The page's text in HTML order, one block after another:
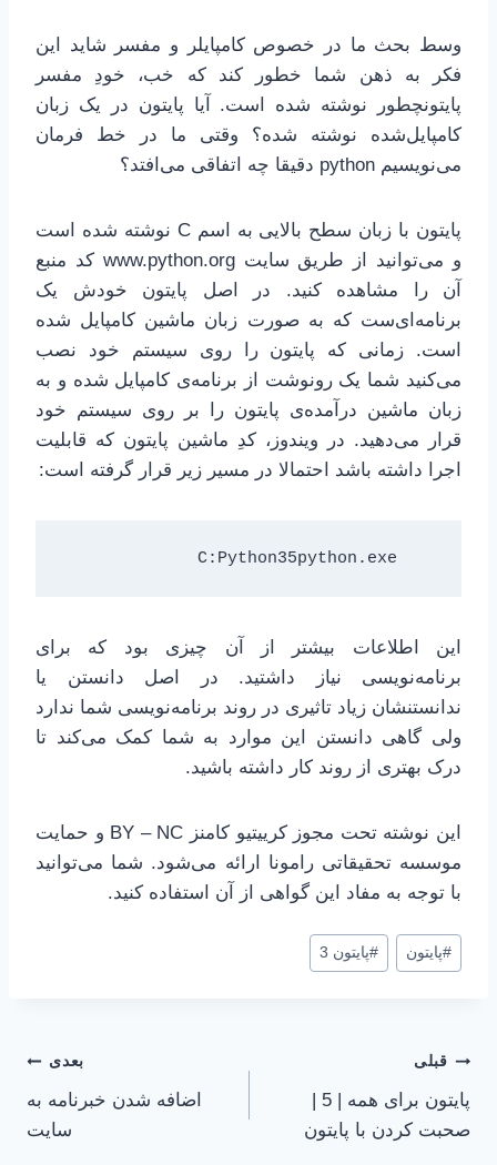
وسط بحث ما در خصوص کامپایلر و مفسر شاید این
فکر به ذهن شما خطور کند که خب، خودِ مفسر
پایتونچطور نوشته شده است. آیا پایتون در یک زبان
کامپایل‌شده نوشته شده؟ وقتی ما در خط فرمان
می‌نویسیم python دقیقا چه اتفاقی می‌افتد؟
پایتون با زبان سطح بالایی به اسم C نوشته شده است
و می‌توانید از طریق سایت www.python.org کد منبع
آن را مشاهده کنید. در اصل پایتون خودش یک
برنامه‌ای‌ست که به صورت زبان ماشین کامپایل شده
است. زمانی که پایتون را روی سیستم خود نصب
می‌کنید شما یک رونوشت از برنامه‌ی کامپایل شده و به
زبان ماشین درآمده‌ی پایتون را بر روی سیستم خود
قرار می‌دهید. در ویندوز، کدِ ماشین پایتون که قابلیت
اجرا داشته باشد احتمالا در مسیر زیر قرار گرفته است:
این اطلاعات بیشتر از آن چیزی بود که برای
برنامه‌نویسی نیاز داشتید. در اصل دانستن یا
ندانستنشان زیاد تاثیری در روند برنامه‌نویسی شما ندارد
ولی گاهی دانستن این موارد به شما کمک می‌کند تا
درک بهتری از روند کار داشته باشید.
این نوشته تحت مجوز کرییتیو کامنز BY – NC و حمایت
موسسه تحقیقاتی رامونا ارائه می‌شود. شما می‌توانید
با توجه به مفاد این گواهی از آن استفاده کنید.
برچسب‌های
نوشته:
#پایتون #پایتون 3
راهبری
نوشته
قبلی
پایتون برای همه | 5 |
صحبت کردن با پایتون
بعدی
اضافه شدن خبرنامه به
سایت